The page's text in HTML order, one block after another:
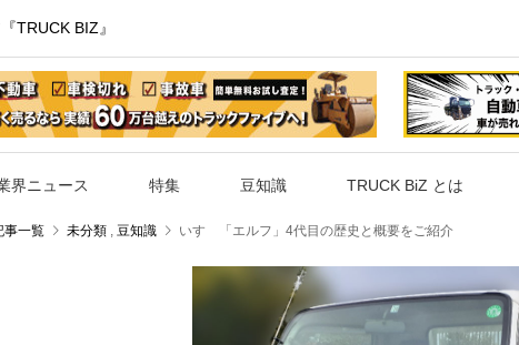
TRUCK BIZ』
界ニュース 特集 豆知識 TRUCK BiZ とは
事一覧 未分類 , 豆知識 いすゞ「エルフ」4代目の歴史と概要をご紹介